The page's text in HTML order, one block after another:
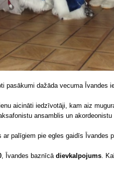
pasākumi dažāda vecuma Īvandes
aicināti iedzīvotāji, kam aiz
ansamblis un
palīgiem pie egles gaidīs Īvandes
, Īvandes baznīcā dievkalpojums .